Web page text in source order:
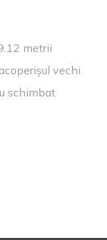
metrii
vechi
schimbat